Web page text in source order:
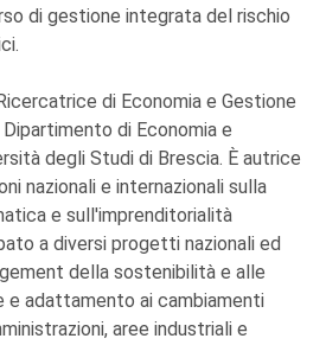
di gestione integrata del rischio
di Economia e Gestione
di Economia e
degli Studi di Brescia. È autrice
nazionali e internazionali sulla
e sull'imprenditorialità
a diversi progetti nazionali ed
della sostenibilità e alle
e adattamento ai cambiamenti
aree industriali e